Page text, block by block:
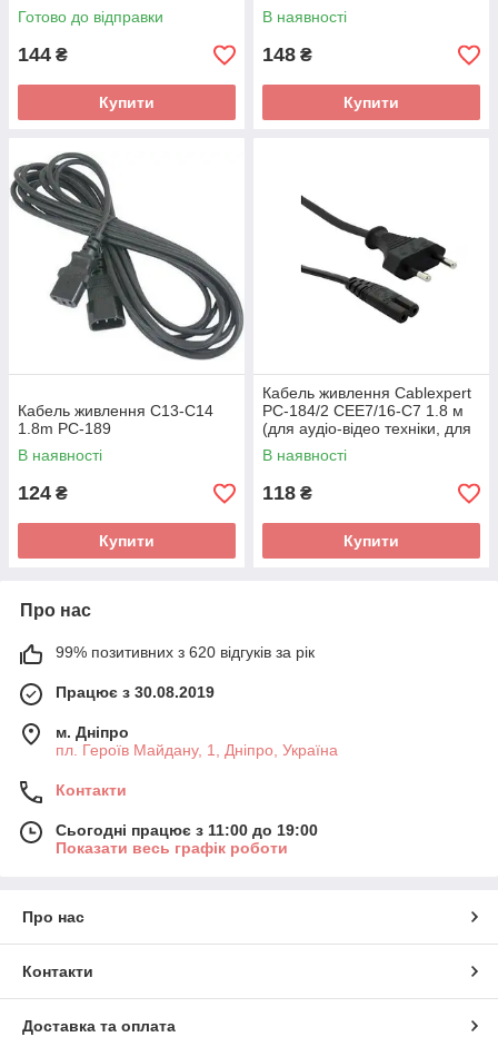
Готово до відправки
144 ₴
Купити
В наявності
148 ₴
Купити
Кабель живлення C13-C14
1.8m PC-189
В наявності
124 ₴
Купити
Кабель живлення Cablexpert
PC-184/2 CEE7/16-C7 1.8 м
(для аудіо-відео техніки, для
принтерів)
В наявності
118 ₴
Купити
Про нас
99% позитивних з 620 відгуків за рік
Працює з 30.08.2019
м. Дніпро
пл. Героїв Майдану, 1, Дніпро, Україна
Контакти
Сьогодні працює з 11:00 до 19:00
Показати весь графік роботи
Про нас
Контакти
Доставка та оплата